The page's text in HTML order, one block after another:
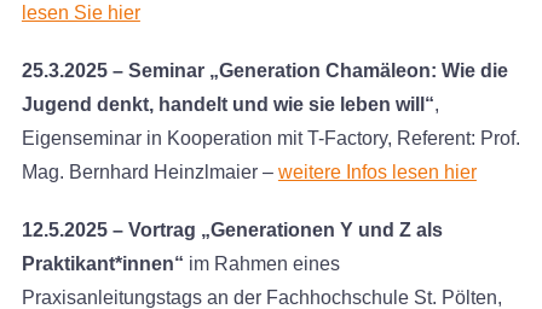
lesen Sie hier
25.3.2025 – Seminar „Generation Chamäleon: Wie die
Jugend denkt, handelt und wie sie leben will“,
Eigenseminar in Kooperation mit T-Factory, Referent: Prof.
Mag. Bernhard Heinzlmaier – weitere Infos lesen hier
12.5.2025 – Vortrag „Generationen Y und Z als
Praktikant*innen“ im Rahmen eines
Praxisanleitungstags an der Fachhochschule St. Pölten,